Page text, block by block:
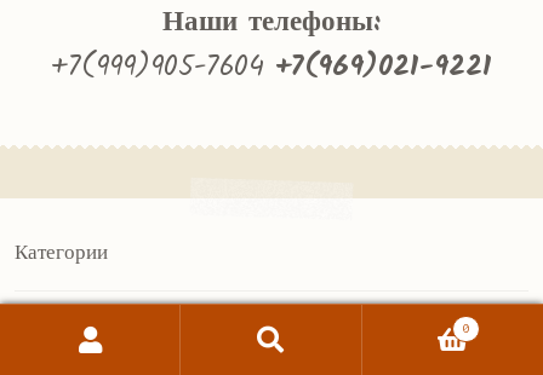
Наши телефоны:
+7(999)905-7604 +7(969)021-9221
Категории
Витрины
0